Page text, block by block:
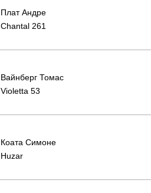
Плат Андре
Chantal 261
Вайнберг Томас
Violetta 53
Коата Симоне
Huzar